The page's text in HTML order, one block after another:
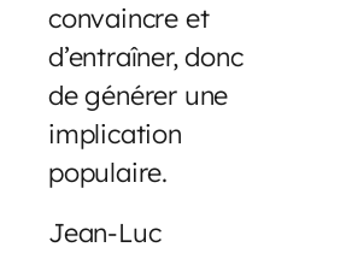
convaincre et
d’entraîner, donc
de générer une
implication
populaire.
Jean-Luc